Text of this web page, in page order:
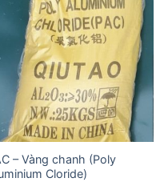
Add to
wishlist
– Vàng chanh (Poly
Cloride)